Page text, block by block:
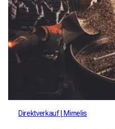
Direktverkauf Mimelis